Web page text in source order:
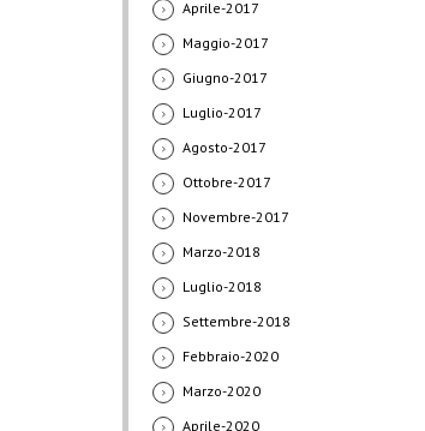
Aprile-2017
Maggio-2017
Giugno-2017
Luglio-2017
Agosto-2017
Ottobre-2017
Novembre-2017
Marzo-2018
Luglio-2018
Settembre-2018
Febbraio-2020
Marzo-2020
Aprile-2020